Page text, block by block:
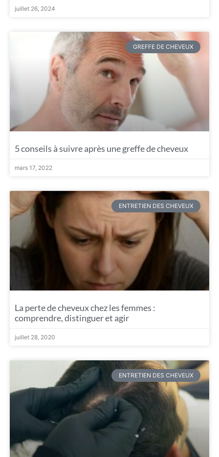
juillet 26, 2024
GREFFE DE CHEVEUX
5 conseils à suivre après une greffe de cheveux
mars 17, 2022
ENTRETIEN DES CHEVEUX
La perte de cheveux chez les femmes :
comprendre, distinguer et agir
juillet 28, 2020
ENTRETIEN DES CHEVEUX